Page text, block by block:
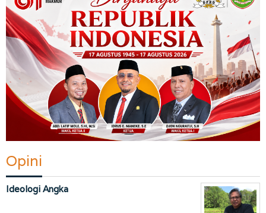
Opini
Ideologi Angka